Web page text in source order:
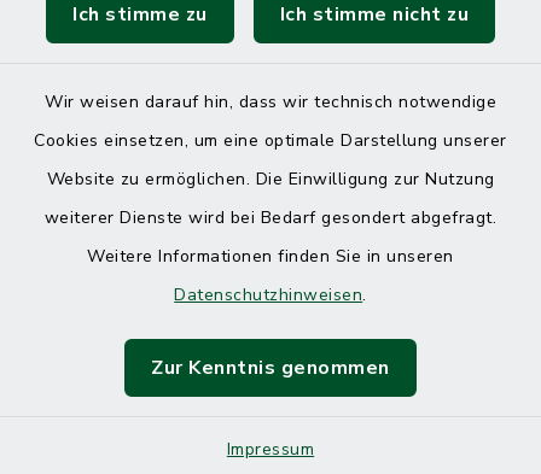
Ich stimme zu Ich stimme nicht zu
Wir weisen darauf hin, dass wir technisch notwendige
Cookies einsetzen, um eine optimale Darstellung unserer
Website zu ermöglichen. Die Einwilligung zur Nutzung
weiterer Dienste wird bei Bedarf gesondert abgefragt.
Weitere Informationen finden Sie in unseren
Datenschutzhinweisen.
Zur Kenntnis genommen
Impressum
Kontakt
Datenschutz
Impressum
Cookie-Einstellungen